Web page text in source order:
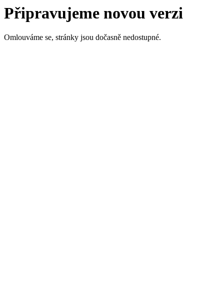
Připravujeme novou verzi
Omlouváme se, stránky jsou dočasně nedostupné.